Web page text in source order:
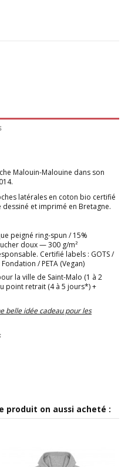
Malouin-Malouine dans son
latérales en coton bio certifié
et imprimé en Bretagne.
peigné ring-spun / 15%
doux — 300 g/m²
Certifié labels : GOTS /
/ PETA (Vegan)
la ville de Saint-Malo (1 à 2
point retrait (4 à 5 jours*)+
belle idée cadeau pour les
produit on aussi acheté :